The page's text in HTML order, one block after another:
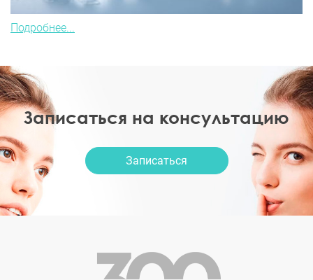
Подробнее...
Записаться на консультацию
Записаться